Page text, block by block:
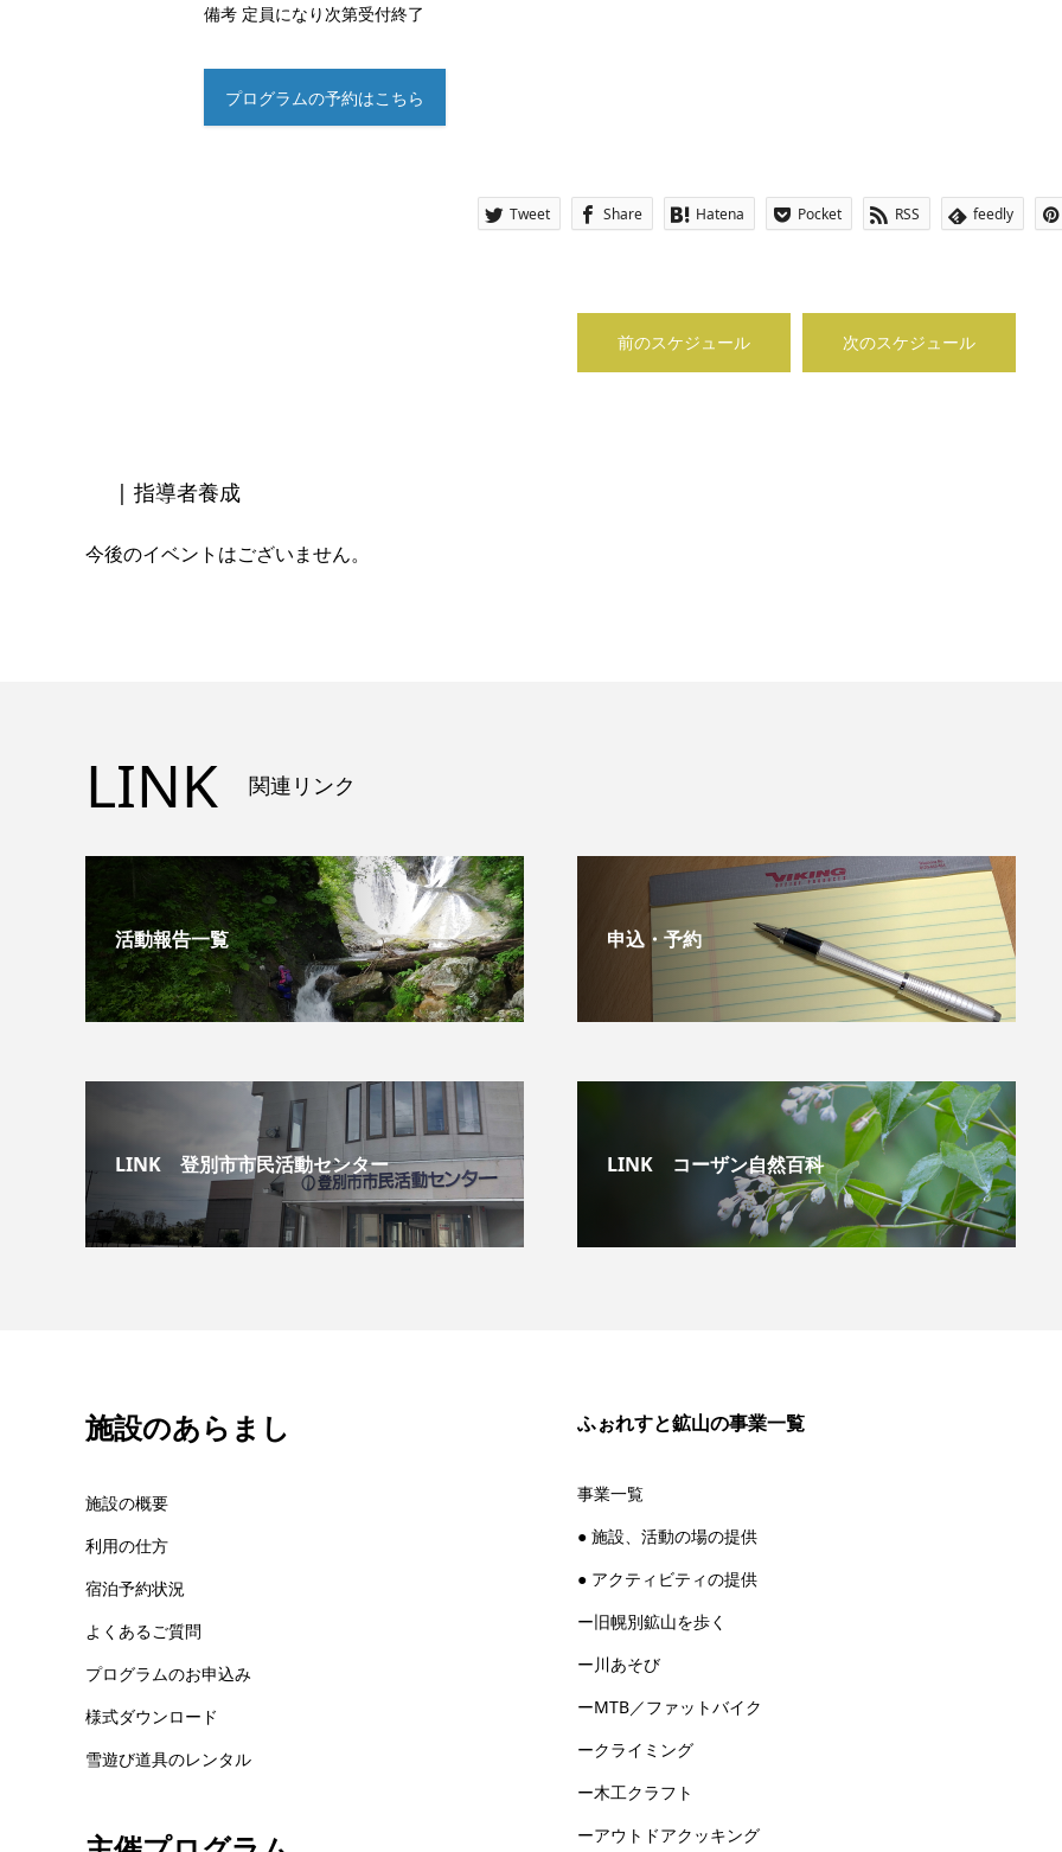
備考 定員になり次第受付終了
プログラムの予約はこちら
Tweet Share Hatena Pocket RSS feedly
前のスケジュール 次のスケジュール
| 指導者養成
今後のイベントはございません。
LINK 関連リンク
活動報告一覧 申込・予約
LINK 登別市市民活動センター LINK コーザン自然百科
施設のあらまし
施設の概要
利用の仕方
宿泊予約状況
よくあるご質問
プログラムのお申込み
様式ダウンロード
雪遊び道具のレンタル
ふぉれすと鉱山の事業一覧
事業一覧
● 施設、活動の場の提供
● アクティビティの提供
ー旧幌別鉱山を歩く
ー川あそび
ーMTB／ファットバイク
ークライミング
ー木工クラフト
ーアウトドアクッキング